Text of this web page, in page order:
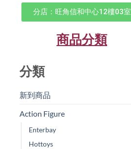
分店：旺角信和中心12樓03室
商品分類
分類
新到商品​
Action Figure
Enterbay
Hottoys